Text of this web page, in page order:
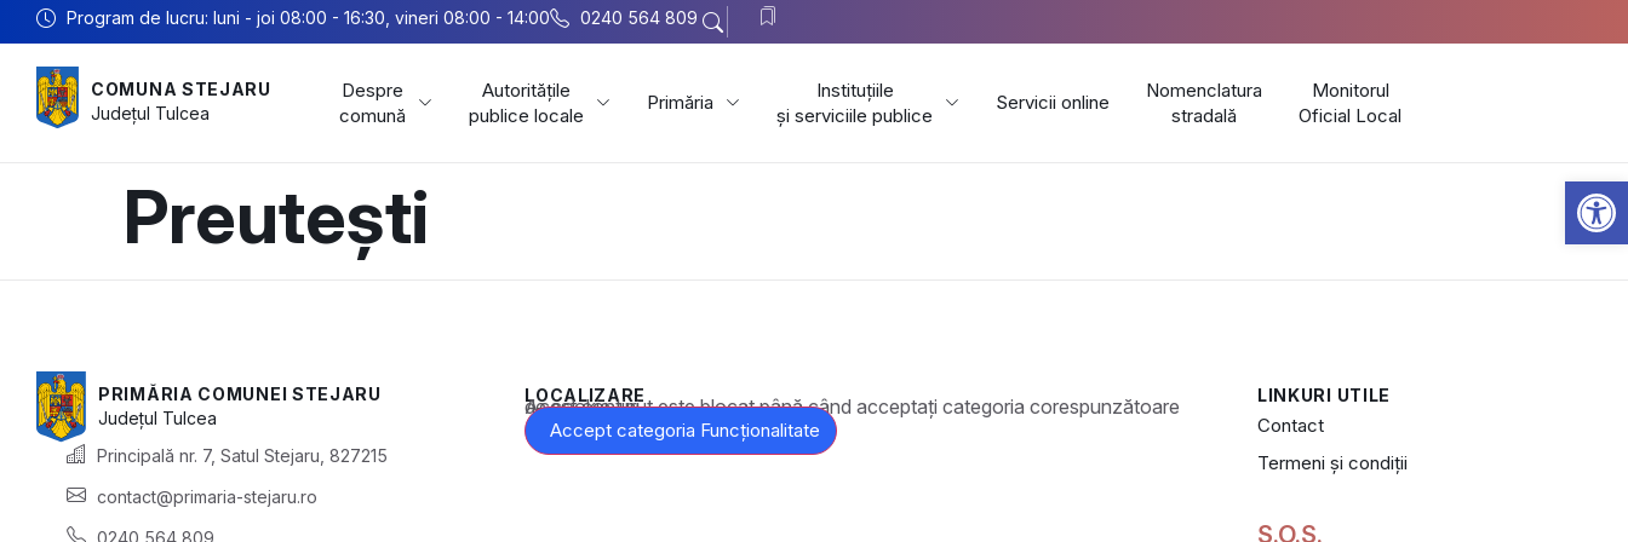
Program de lucru: luni - joi 08:00 - 16:30, vineri 08:00 - 14:00 0240 564 809
COMUNA STEJARU
Județul Tulcea
Despre
comună
Autoritățile
publice locale
Primăria
Instituțiile
și serviciile publice
Servicii online
Nomenclatura
stradală
Monitorul
Oficial Local
Preutești
PRIMĂRIA COMUNEI STEJARU
Județul Tulcea
Principală nr. 7, Satul Stejaru, 827215
contact@primaria-stejaru.ro
0240 564 809
LOCALIZARE
Acest conținut este blocat până când acceptați categoria corespunzătoare de cookie-uri.
Accept categoria Funcționalitate
LINKURI UTILE
Contact
Termeni și condiții
S.O.S.